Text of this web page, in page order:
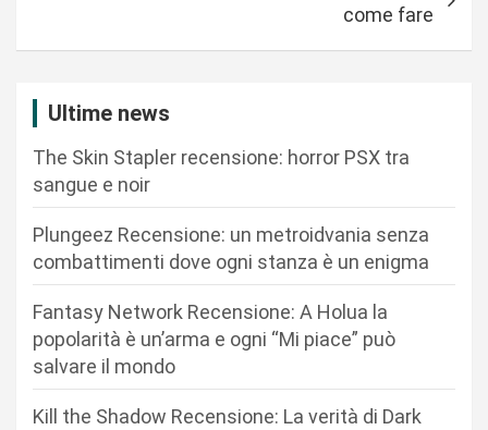
come fare
Ultime news
The Skin Stapler recensione: horror PSX tra
sangue e noir
Plungeez Recensione: un metroidvania senza
combattimenti dove ogni stanza è un enigma
Fantasy Network Recensione: A Holua la
popolarità è un’arma e ogni “Mi piace” può
salvare il mondo
Kill the Shadow Recensione: La verità di Dark